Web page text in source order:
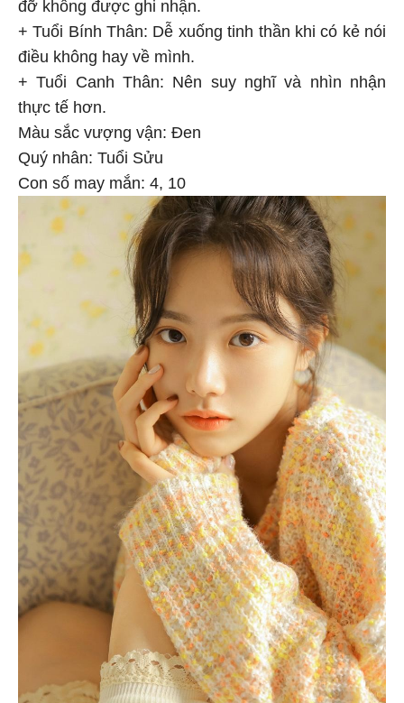
+ Tuổi Bính Thân: Dễ xuống tinh thần khi có kẻ nói
điều không hay về mình.
+ Tuổi Canh Thân: Nên suy nghĩ và nhìn nhận
thực tế hơn.
Màu sắc vượng vận: Đen
Quý nhân: Tuổi Sửu
Con số may mắn: 4, 10